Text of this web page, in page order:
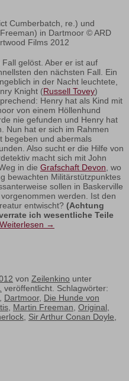
Cumberbatch, re.) und
in Dartmoor © ARD
Films 2012
gelöst. Aber er ist auf
den nächsten Fall. Ein
in der Nacht leuchtete,
Knight (Russell Tovey)
Henry hat als Kind mit
von einem Höllenhund
nie gefunden und Henry hat
Nun hat er sich im Rahmen
begeben und abermals
Also sucht er die Hilfe von
macht sich mit John
in die Grafschaft Devon, wo
bewachten Militärstützpunktes
sollen in Baskerville
werden. Ist den
entwischt? (Achtung
ich wesentliche Teile
Weiterlesen →
von Zeilenkino unter
veröffentlicht. Schlagwörter:
, Dartmoor, Die Hunde von
, Martin Freeman, Original,
, Sir Arthur Conan Doyle,